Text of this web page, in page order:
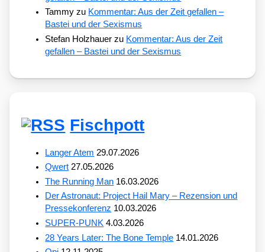
Tammy zu Kommentar: Aus der Zeit gefallen –
Bastei und der Sexismus
Stefan Holzhauer zu Kommentar: Aus der Zeit
gefallen – Bastei und der Sexismus
Fischpott
Langer Atem 29.07.2026
Qwert 27.05.2026
The Running Man 16.03.2026
Der Astronaut: Project Hail Mary – Rezension und
Pressekonferenz 10.03.2026
SUPER-PUNK 4.03.2026
28 Years Later: The Bone Temple 14.01.2026